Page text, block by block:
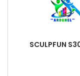
SCULPFUN